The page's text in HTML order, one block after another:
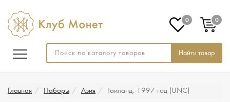
Найти товар
0 0
Главная Наборы Азия Таиланд, 1997 год (UNC)